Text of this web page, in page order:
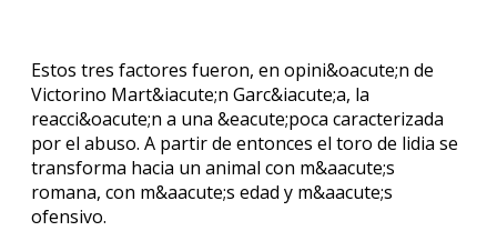
Estos tres factores fueron, en opini&oacute;n de
Victorino Mart&iacute;n Garc&iacute;a, la
reacci&oacute;n a una &eacute;poca caracterizada
por el abuso. A partir de entonces el toro de lidia se
transforma hacia un animal con m&aacute;s
romana, con m&aacute;s edad y m&aacute;s
ofensivo.